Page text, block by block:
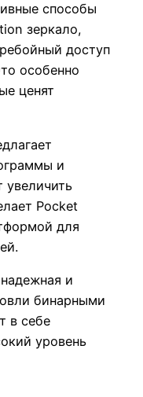
способы
зеркало,
доступ
особенно
ценят
и
увеличить
Pocket
для
и
бинарными
в себе
уровень